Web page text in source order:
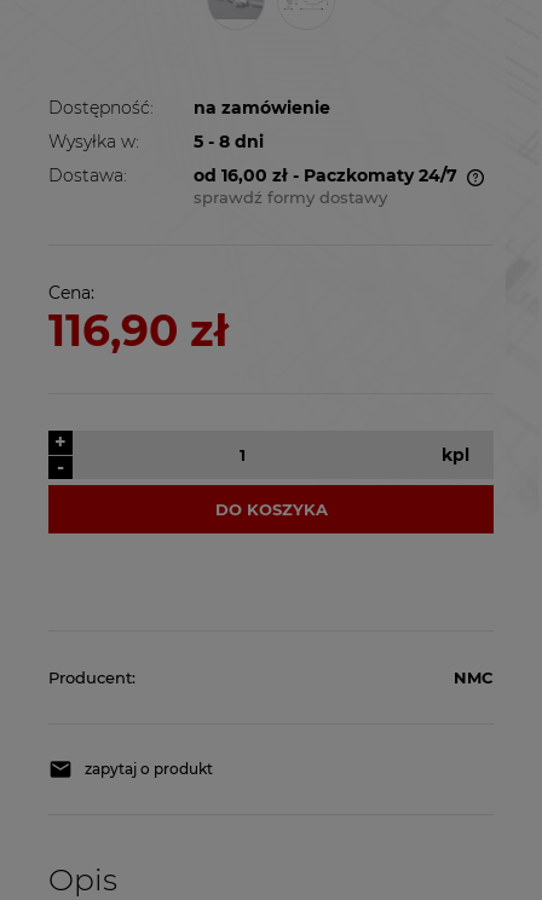
Dostępność:
na zamówienie
Wysyłka w:
5 - 8 dni
Dostawa:
od 16,00 zł - Paczkomaty 24/7
Cena nie zawiera ewentualnych kosztów
sprawdź formy dostawy
Cena:
116,90 zł
-
+
kpl
DO KOSZYKA
Producent: NMC
zapytaj o produkt
Opis